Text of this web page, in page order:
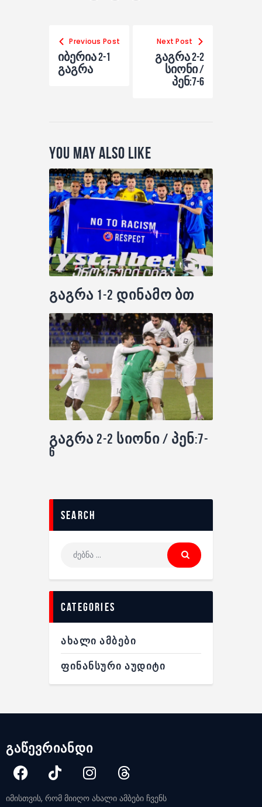
Previous Post
იბერია 2-1
გაგრა
Next Post
გაგრა 2-2
სიონი /
პენ:7-6
You May Also Like
გაგრა 1-2 დინამო ბთ
გაგრა 2-2 სიონი / პენ:7-
6
search
categories
ᲐᲮᲐᲚᲘ ᲐᲛᲑᲔᲑᲘ
ᲤᲘᲜᲐᲜᲡᲣᲠᲘ ᲐᲣᲓᲘᲢᲘ
გაწევრიანდი
იმისთვის, რომ მიიღო ახალი ამბები ჩვენს